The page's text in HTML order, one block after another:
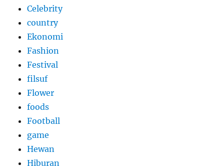
Celebrity
country
Ekonomi
Fashion
Festival
filsuf
Flower
foods
Football
game
Hewan
Hiburan